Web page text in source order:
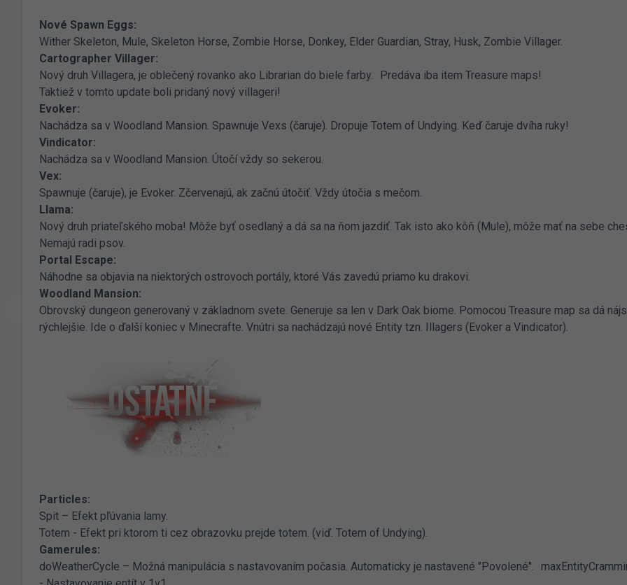
Nové Spawn Eggs:
Wither Skeleton, Mule, Skeleton Horse, Zombie Horse, Donkey, Elder Guardian, Stray, Husk, Zombie Villager.
Cartographer Villager:
Nový druh Villagera, je oblečený rovanko ako Librarian do biele farby. Predáva iba item Treasure maps!
Taktiež v tomto update boli pridaný nový villageri!
Evoker:
Nachádza sa v Woodland Mansion. Spawnuje Vexs (čaruje). Dropuje Totem of Undying. Keď čaruje dvíha ruky!
Vindicator:
Nachádza sa v Woodland Mansion. Útočí vždy so sekerou.
Vex:
Spawnuje (čaruje), je Evoker. Zčervenajú, ak začnú útočiť. Vždy útočia s mečom.
Llama:
Nový druh priateľského moba! Môže byť osedlaný a dá sa na ňom jazdiť. Tak isto ako kôň (Mule), môže mať na sebe
Nemajú radi psov.
Portal Escape:
Náhodne sa objavia na niektorých ostrovoch portály, ktoré Vás zavedú priamo ku drakovi.
Woodland Mansion:
Obrovský dungeon generovaný v základnom svete. Generuje sa len v Dark Oak biome. Pomocou Treasure map sa dá
rýchlejšie. Ide o ďalší koniec v Minecrafte. Vnútri sa nachádzajú nové Entity tzn. Illagers (Evoker a Vindicator).
Particles:
Spit – Efekt pľúvania lamy.
Totem - Efekt pri ktorom ti cez obrazovku prejde totem. (viď. Totem of Undying).
Gamerules:
doWeatherCycle – Možná manipulácia s nastavovaním počasia. Automaticky je nastavené "Povolené".